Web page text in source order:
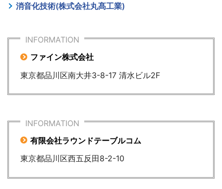
消音化技術(株式会社丸髙工業)
INFORMATION
ファイン株式会社
東京都品川区南大井3-8-17 清水ビル2F
INFORMATION
有限会社ラウンドテーブルコム
東京都品川区西五反田8-2-10